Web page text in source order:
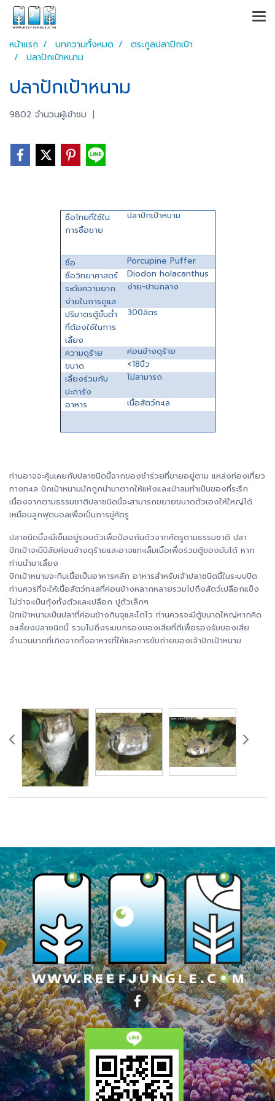
หน้าแรก บทความทั้งหมด
ตระกูลปลาปักเป้า
ปลาปักเป้าหนาม
ปลาปักเป้าหนาม
9802 จำนวนผู้เข้าชม |
ชื่อไทยที่ใช้ใน
การซื้อขาย
ปลาปักเป้าหนาม
ชื่อ
Porcupine Puffer
ชื่อวิทยาศาสตร์
Diodon holacanthus
ระดับความยาก
ง่ายในการดูแล
ง่าย-ปานกลาง
ปริมาตรตู้ขั้นต่ำ
ที่ต้องใช้ในการ
เลี้ยง
300ลิตร
ความดุร้าย
ค่อนข้างดุร้าย
ขนาด
<18นิ้ว
เลี้ยงร่วมกับ
ปะการัง
ไม่สามารถ
อาหาร เนื้อสัตว์ทะเล
ท่านอาจจะคุ้นเคยกับปลาชนิดนี้จากของชำร่วยที่ขายอยู่ตาม แหล่งท่องเที่ยว
ทางทะเล ปักเป้าหนามมักถูกนำมาตากให้แห้งและเป่าลมทำเป็นของที่ระรึก
เนื่องจากตามธรรมชาติปลาชนิดนี้จะสามารถขยายขนาดตัวเองให้ใหญ่ได้
เหมือนลูกฟุตบอลเพื่อเป็นการขู่ศัตรู
ปลาชนิดนี้จะมีเข็มอยู่รอบตัวเพื่อป้องกันตัวจากศัตรูตามธรรมชาติ ปลา
ปักเป้าจะมีนิสัยค่อนข้างดุร้ายและอาจแทะเล็มเนื้อเพื่อร่วมตู้ของมันได้ หาก
ท่านนำมาเลี้ยง
ปักเป้าหนามจะกินเนื้อเป็นอาหารหลัก อาหารสำหรับเจ้าปลาชนิดนี้ในระบบปิด
ท่านควรที่จะให้เนื้อสัตว์ทะเลที่ค่อนข้างหลากหลายรวมไปถึงสัตว์เปลือกแข็ง
ไม่ว่าจะเป็นกุ้งทั้งตัวและเปลือก ปูตัวเล็กๆ
ปักเป้าหนามเป็นปลาที่ค่อนข้างกินจุและโตไว ท่านควรจะมีตู้ขนาดใหญ่หากคิด
จะเลี้ยงปลาชนิดนี้ รวมไปถึงระบบกรองของเสียที่ดีเพื่อรองรับของเสีย
จำนวนมากที่เกิดจากทั้งอาหารที่ให้และการขับถ่ายของเจ้าปักเป้าหนาม